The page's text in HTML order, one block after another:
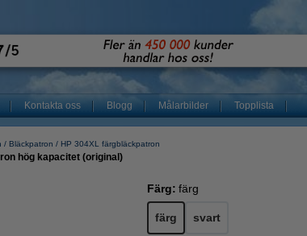
Kontakta oss Blogg Målarbilder Topplista
Bläckpatron HP 304XL färgbläckpatron
hög kapacitet (original)
Färg: färg
färg svart